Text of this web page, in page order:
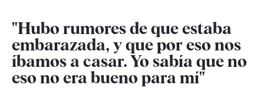
"Hubo rumores de que estaba
embarazada, y que por eso nos
íbamos a casar. Yo sabía que no
eso no era bueno para mí"